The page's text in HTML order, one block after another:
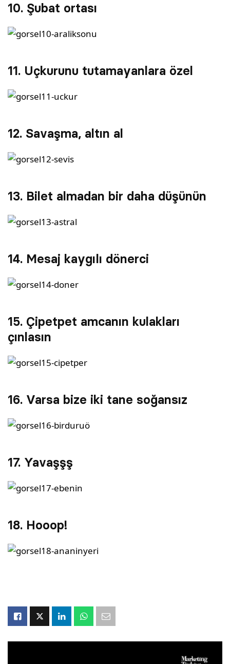
10. Şubat ortası
11. Uçkurunu tutamayanlara özel
12. Savaşma, altın al
13. Bilet almadan bir daha düşünün
14. Mesaj kaygılı dönerci
15. Çipetpet amcanın kulakları
çınlasın
16. Varsa bize iki tane soğansız
17. Yavaşşş
18. Hooop!